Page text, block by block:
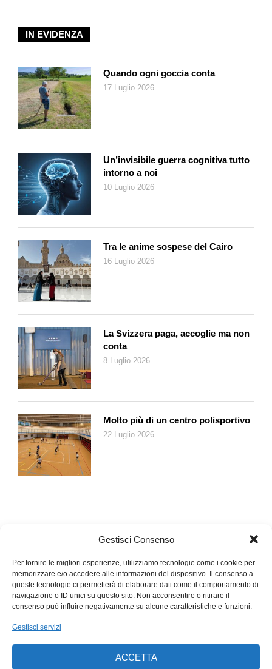
Gestisci Consenso
Per fornire le migliori esperienze, utilizziamo tecnologie come i cookie per
memorizzare e/o accedere alle informazioni del dispositivo. Il consenso a
queste tecnologie ci permetterà di elaborare dati come il comportamento di
navigazione o ID unici su questo sito. Non acconsentire o ritirare il
consenso può influire negativamente su alcune caratteristiche e funzioni.
Gestisci servizi
ACCETTA
IN EVIDENZA
Quando ogni goccia conta
17 Luglio 2026
Un’invisibile guerra cognitiva tutto
intorno a noi
10 Luglio 2026
Tra le anime sospese del Cairo
16 Luglio 2026
La Svizzera paga, accoglie ma non
conta
8 Luglio 2026
Molto più di un centro polisportivo
22 Luglio 2026